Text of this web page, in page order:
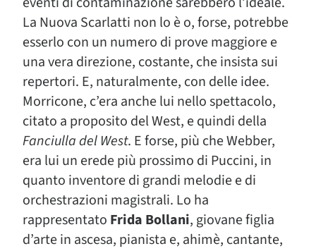
La Nuova Scarlatti non lo è o, forse, potrebbe
esserlo con un numero di prove maggiore e
una vera direzione, costante, che insista sui
repertori. E, naturalmente, con delle idee.
Morricone, c’era anche lui nello spettacolo,
citato a proposito del West, e quindi della
Fanciulla del West. E forse, più che Webber,
era lui un erede più prossimo di Puccini, in
quanto inventore di grandi melodie e di
orchestrazioni magistrali. Lo ha
rappresentato Frida Bollani, giovane figlia
d’arte in ascesa, pianista e, ahimè, cantante,